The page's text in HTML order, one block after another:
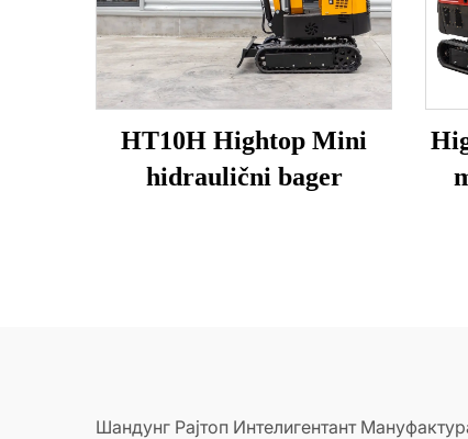
HT10H Hightop Mini
hidraulični bager
Шандунг Рајтоп Интелигентант